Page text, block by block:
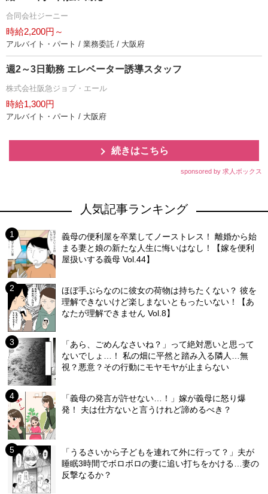
合同会社ジーニー
時給2,200円～
アルバイト・パート / 業務委託 / 大阪府
週2～3日勤務 エレベーター誘導スタッフ
株式会社阪急ジョブ・エール
時給1,300円
アルバイト・パート / 大阪府
続きはこちら
sponsored by 求人ボックス
人気記事ランキング
義母の便利屋を卒業してノーストレス！ 離婚から始
まる妻と娘の新たな人生に悔いはなし！【嫁を便利
屋扱いする義母 Vol.44】
ほぼ手ぶらなのに彼女の荷物は持ちたくない？ 彼を
理解できないけど楽しまないともったいない！【あ
なたが理解できません Vol.8】
「あら、ごめんなさいね？」って絶対悪いと思って
ないでしょ…！ 私の畑に平然と踏み入る隣人…無
視？悪意？その行動にモヤモヤが止まらない
「義母の発言が許せない…！」嫁が義母に怒り爆
発！ 夫は仕方ないと言うけれど諦めるべき？
「うるさいから子どもを連れて外に行って？」夫が
睡眠3時間でボロボロの妻に追い打ちをかける…妻の
反撃なるか？